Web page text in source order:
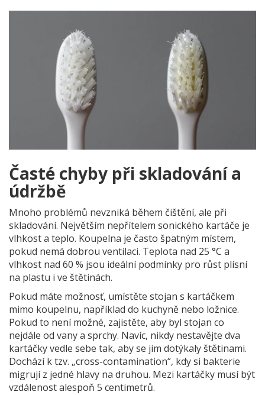
Časté chyby při skladování a
údržbě
Mnoho problémů nevzniká během čištění, ale při
skladování. Největším nepřítelem sonického kartáče je
vlhkost a teplo. Koupelna je často špatným místem,
pokud nemá dobrou ventilaci. Teplota nad 25 °C a
vlhkost nad 60 % jsou ideální podmínky pro růst plísní
na plastu i ve štětinách.
Pokud máte možnosť, umístěte stojan s kartáčkem
mimo koupelnu, například do kuchyně nebo ložnice.
Pokud to není možné, zajistěte, aby byl stojan co
nejdále od vany a sprchy. Navíc, nikdy nestavějte dva
kartáčky vedle sebe tak, aby se jim dotýkaly štětinami.
Dochází k tzv. „cross-contamination“, kdy si bakterie
migrují z jedné hlavy na druhou. Mezi kartáčky musí být
vzdálenost alespoň 5 centimetrů.